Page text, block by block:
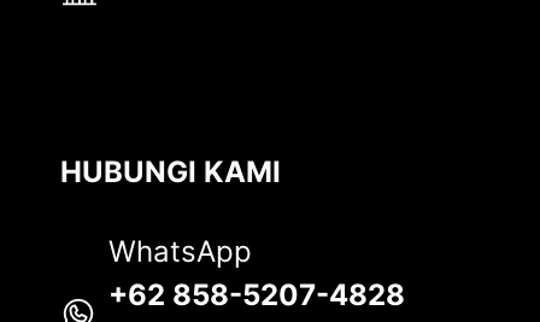
HUBUNGI KAMI
WhatsApp
+62 858-5207-4828